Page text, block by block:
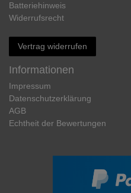
Batteriehinweis
Widerrufs­recht
Vertrag widerrufen
Informationen
Impressum
Daten­schutz­erklärung
AGB
Echtheit der Bewertungen